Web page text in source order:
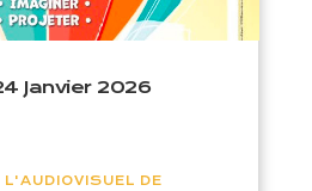
Janvier 2026
DE